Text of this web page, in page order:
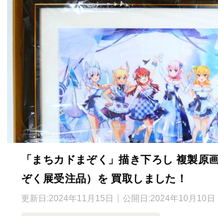
「まちカドまぞく」描き下ろし 複製原
ぞく展受注品）を 買取しました！
更新日:2024年11月15日 公開日:2024年10月10日